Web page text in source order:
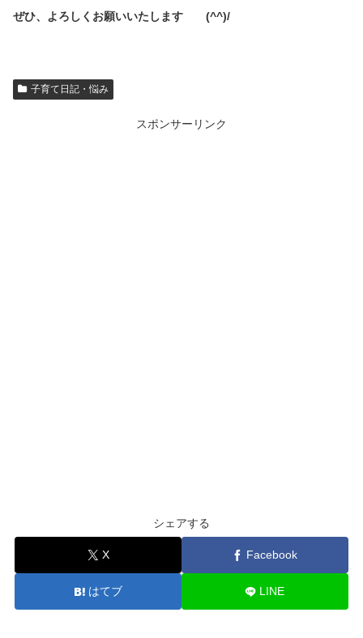
ぜひ、よろしくお願いいたします (^^)/
子育て日記・悩み
スポンサーリンク
シェアする
X Facebook
はてブ LINE